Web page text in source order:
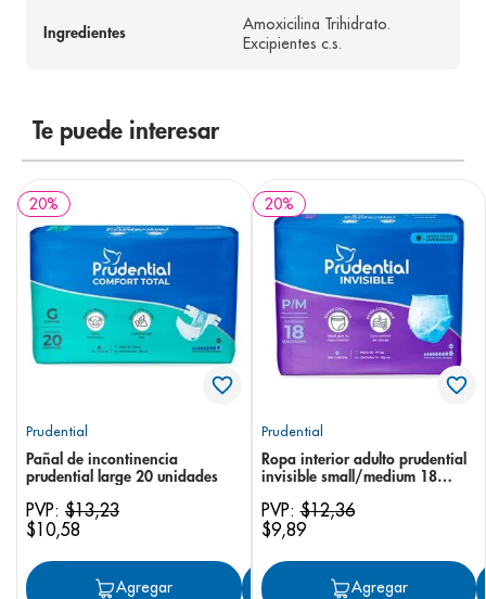
Ingredientes
Amoxicilina Trihidrato.
Excipientes c.s.
Te puede interesar
20%
Prudential
Pañal de incontinencia
prudential large 20 unidades
PVP: $13,23
$10,58
Agregar Agregar
20%
Prudential
Ropa interior adulto prudential
invisible small/medium 18
PVP:$12,36
$9,89
Agregar